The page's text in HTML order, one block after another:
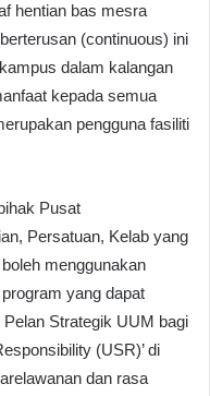
hentian bas mesra
(continuous) ini
dalam kalangan
kepada semua
pengguna fasiliti
Pusat
Persatuan, Kelab yang
menggunakan
yang dapat
Strategik UUM bagi
(USR)’ di
dan rasa